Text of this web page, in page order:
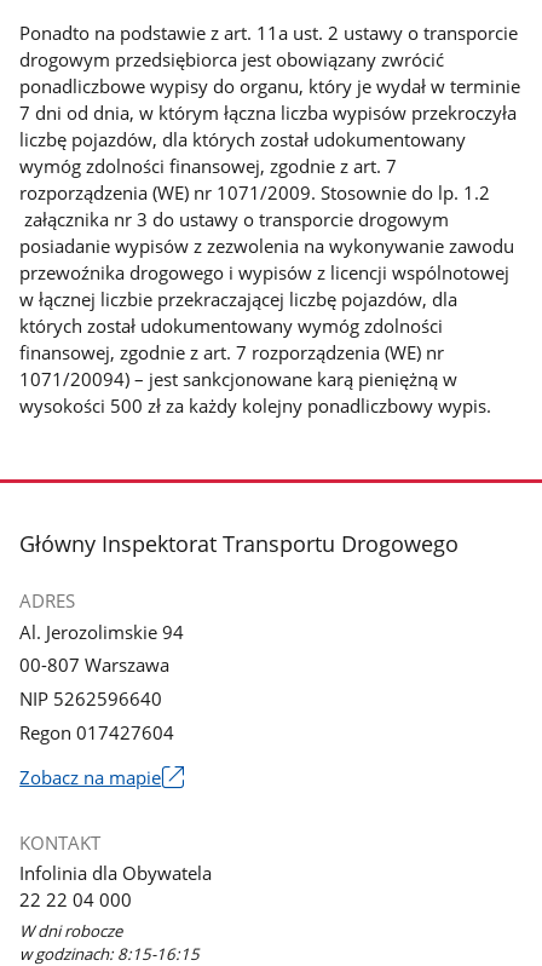
Ponadto na podstawie z art. 11a ust. 2 ustawy o transporcie
drogowym przedsiębiorca jest obowiązany zwrócić
ponadliczbowe wypisy do organu, który je wydał w terminie
7 dni od dnia, w którym łączna liczba wypisów przekroczyła
liczbę pojazdów, dla których został udokumentowany
wymóg zdolności finansowej, zgodnie z art. 7
rozporządzenia (WE) nr 1071/2009. Stosownie do lp. 1.2
załącznika nr 3 do ustawy o transporcie drogowym
posiadanie wypisów z zezwolenia na wykonywanie zawodu
przewoźnika drogowego i wypisów z licencji wspólnotowej
w łącznej liczbie przekraczającej liczbę pojazdów, dla
których został udokumentowany wymóg zdolności
finansowej, zgodnie z art. 7 rozporządzenia (WE) nr
1071/20094) – jest sankcjonowane karą pieniężną w
wysokości 500 zł za każdy kolejny ponadliczbowy wypis.
stopka
Główny Inspektorat Transportu Drogowego
ADRES
Al. Jerozolimskie 94
00-807 Warszawa
NIP 5262596640
Regon 017427604
Zobacz na mapie
się
w
nowym
oknie
KONTAKT
Infolinia dla Obywatela
22 22 04 000
W dni robocze
w godzinach: 8:15-16:15